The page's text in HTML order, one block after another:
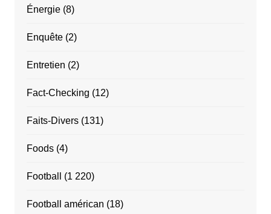
Énergie(8)
Enquête(2)
Entretien (2)
Fact-Checking (12)
Faits-Divers(131)
Foods(4)
Football (1 220)
Football américan (18)